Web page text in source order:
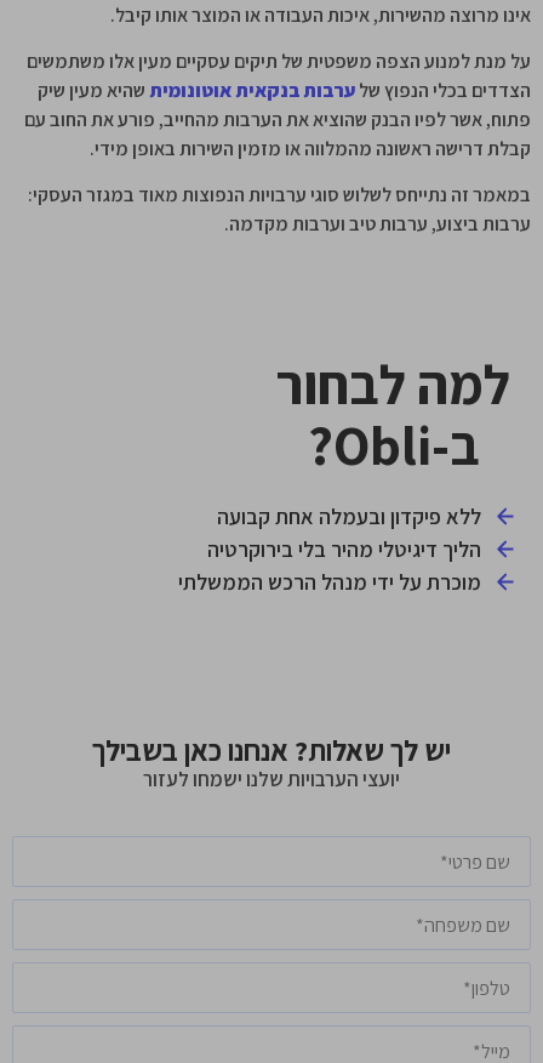
אינו מרוצה מהשירות, איכות העבודה או המוצר אותו קיבל.
על מנת למנוע הצפה משפטית של תיקים עסקיים מעין אלו משתמשים
הצדדים בכלי הנפוץ שלערבות בנקאית אוטונומית שהיא מעין שיק
פתוח, אשר לפיו הבנק שהוציא את הערבות מהחייב, פורע את החוב עם
קבלת דרישה ראשונה מהמלווה או מזמין השירות באופן מידי.
במאמר זה נתייחס לשלוש סוגי ערבויות הנפוצות מאוד במגזר העסקי:
ערבות ביצוע, ערבות טיב וערבות מקדמה.
למה לבחור
ב-Obli?
ללא פיקדון ובעמלה אחת קבועה
הליך דיגיטלי מהיר בלי בירוקרטיה
מוכרת על ידי מנהל הרכש הממשלתי
יש לך שאלות? אנחנו כאן בשבילך
יועצי הערבויות שלנו ישמחו לעזור